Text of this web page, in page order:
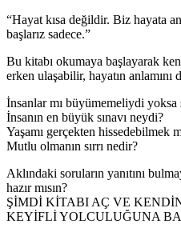
“Hayat kısa değildir. Biz hayata
başlarız sadece.”
Bu kitabı okumaya başlayarak
erken ulaşabilir, hayatın
İnsanlar mı büyümemeliydi
İnsanın en büyük sınavı neydi?
Yaşamı gerçekten hissedebilmek
Mutlu olmanın sırrı nedir?
Aklındaki soruların yanıtını
hazır mısın?
ŞİMDİ KİTABI AÇ VE
KEYİFLİ YOLCULUĞUNA